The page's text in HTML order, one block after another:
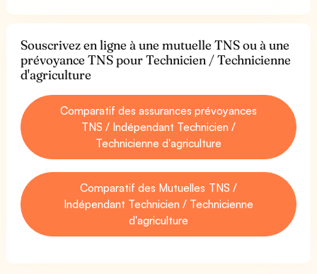
Souscrivez en ligne à une mutuelle TNS ou à une
prévoyance TNS pour Technicien / Technicienne
d'agriculture
Comparatif des assurances prévoyances
TNS / Indépendant Technicien /
Technicienne d'agriculture
Comparatif des Mutuelles TNS /
Indépendant Technicien / Technicienne
d'agriculture